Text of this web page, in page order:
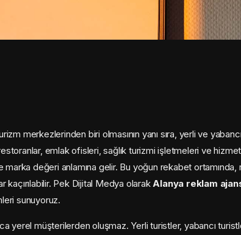
merkezlerinden biri olmasının yanı sıra, yerli ve
emlak ofisleri, sağlık turizmi işletmeleri ve
marka değeri anlamına gelir. Bu yoğun rekabet
kaçırılabilir. Pek Dijital Medya olarakAlanya reklam
sunuyoruz.
yerel müşterilerden oluşmaz. Yerli turistler, yabancı